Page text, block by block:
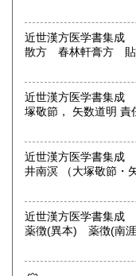
近世漢方医学書集
散方 春林軒膏方 貼膏
近世漢方医学書集成
塚敬節， 矢数道明 責
近世漢方医学書集成
井南溟 （大塚敬
近世漢方医学書集